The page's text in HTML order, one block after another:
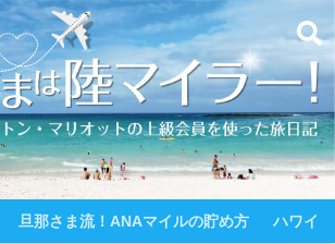
旦那さま流！ANAマイルの貯め方 ハワイ